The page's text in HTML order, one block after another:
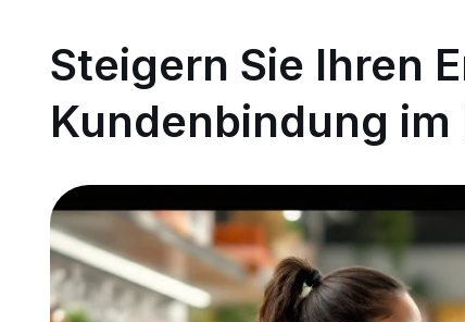
Steigern Sie Ihren
Kundenbindung im